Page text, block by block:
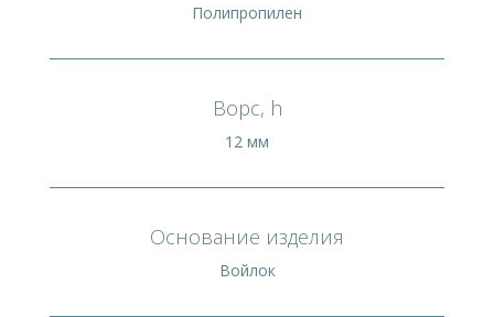
Полипропилен
Ворс, h
12 мм
Основание изделия
Войлок